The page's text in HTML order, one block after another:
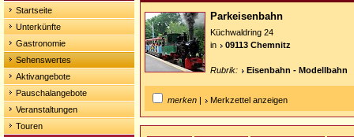
Startseite
Unterkünfte
Gastronomie
Sehenswertes
Aktivangebote
Pauschalangebote
Veranstaltungen
Touren
Parkeisenbahn
Küchwaldring 24
in
09113 Chemnitz
Rubrik: Eisenbahn - Modellbahn
merken | Merkzettel anzeigen